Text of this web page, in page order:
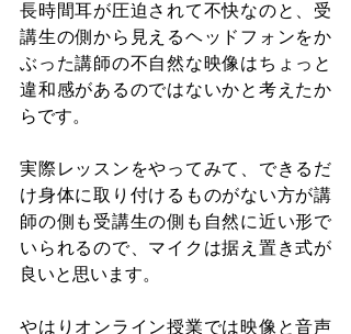
長時間耳が圧迫されて不快なのと、受
講生の側から見えるヘッドフォンをか
ぶった講師の不自然な映像はちょっと
違和感があるのではないかと考えたか
らです。
実際レッスンをやってみて、できるだ
け身体に取り付けるものがない方が講
師の側も受講生の側も自然に近い形で
いられるので、マイクは据え置き式が
良いと思います。
やはりオンライン授業では映像と音声